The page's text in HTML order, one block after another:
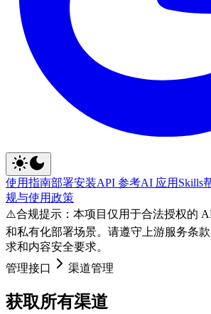
使用指南部署安装API 参考AI 应用 Skills
规与使用政策
⚠️合规提示：本项目仅用于合法授权的
和私有化部署场景。请遵守上游服务条
求和内容安全要求。
管理接口
渠道管理
获取所有渠道